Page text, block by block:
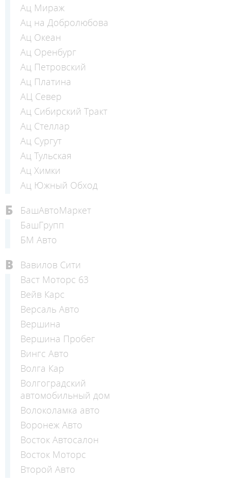
Ац Мираж
Ац на Добролюбова
Ац Океан
Ац Оренбург
Ац Петровский
Ац Платина
АЦ Север
Ац Сибирский Тракт
Ац Стеллар
Ац Сургут
Ац Тульская
Ац Химки
Ац Южный Обход
Б
БашАвтоМаркет
БашГрупп
БМ Авто
В
Вавилов Сити
Васт Моторс 63
Вейв Карс
Версаль Авто
Вершина
Вершина Пробег
Вингс Авто
Волга Кар
Волгоградский
автомобильный дом
Волоколамка авто
Воронеж Авто
Восток Автосалон
Восток Моторс
Второй Авто